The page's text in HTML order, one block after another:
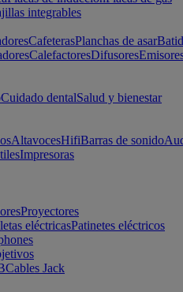
integrables
CafeterasPlanchas de asar
CalefactoresDifusores
Cuidado dentalSalud y bienestar
AltavocesHifiBarras de sonido
Impresoras
Proyectores
eléctricasPatinetes eléctricos
Cables Jack